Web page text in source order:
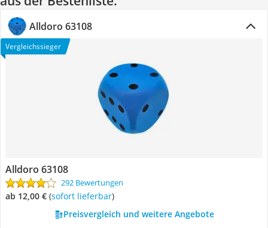
Alldoro 63108
Vergleichssieger
Alldoro 63108
292 Bewertungen
ab 12,00 € ( Sofort lieferbar)
Preisvergleich und weitere Angebote